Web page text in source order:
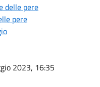
delle pere
pere
2023, 16:35